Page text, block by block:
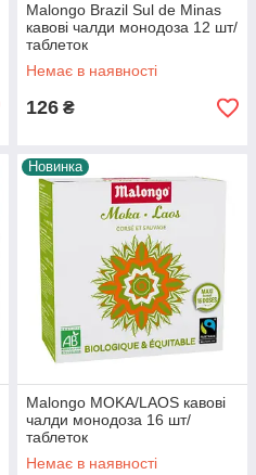
Malongo Brazil Sul de Minas
кавові чалди монодоза 12 шт/
таблеток
Немає в наявності
126 ₴
Новинка
Malongo MOKA/LAOS кавові
чалди монодоза 16 шт/
таблеток
Немає в наявності